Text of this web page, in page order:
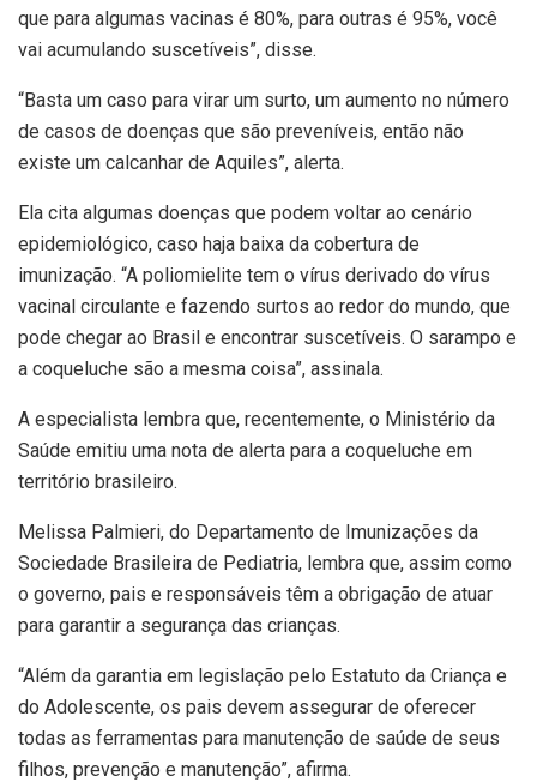
que para algumas vacinas é 80%, para outras é 95%, você
vai acumulando suscetíveis”, disse.
“Basta um caso para virar um surto, um aumento no número
de casos de doenças que são preveníveis, então não
existe um calcanhar de Aquiles”, alerta.
Ela cita algumas doenças que podem voltar ao cenário
epidemiológico, caso haja baixa da cobertura de
imunização. “A poliomielite tem o vírus derivado do vírus
vacinal circulante e fazendo surtos ao redor do mundo, que
pode chegar ao Brasil e encontrar suscetíveis. O sarampo e
a coqueluche são a mesma coisa”, assinala.
A especialista lembra que, recentemente, o Ministério da
Saúde emitiu uma nota de alerta para a coqueluche em
território brasileiro.
Melissa Palmieri, do Departamento de Imunizações da
Sociedade Brasileira de Pediatria, lembra que, assim como
o governo, pais e responsáveis têm a obrigação de atuar
para garantir a segurança das crianças.
“Além da garantia em legislação pelo Estatuto da Criança e
do Adolescente, os pais devem assegurar de oferecer
todas as ferramentas para manutenção de saúde de seus
filhos, prevenção e manutenção”, afirma.